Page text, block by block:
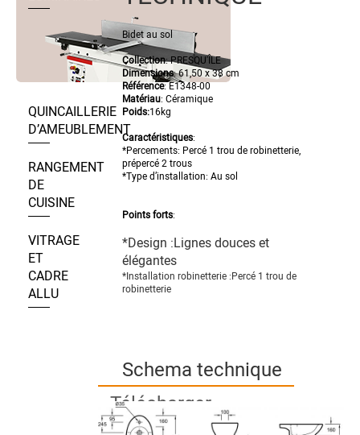
QUINCAILLERIE
D’AMEUBLEMENT
RANGEMENT
DE
CUISINE
VITRAGE
ET
CADRE
ALLU
Bidet au sol
Collection: PRESQU'ÎLE
Dimensions: 61,50 x 38 cm
Référence: E1348-00
Matériau: Céramique
Poids:16kg
Caractéristiques:
*Percements: Percé 1 trou de robinetterie,
prépercé 2 trous
*Type d’installation: Au sol
Points forts:
*Design :Lignes douces et
élégantes
*Installation robinetterie :Percé 1 trou de
robinetterie
Schema technique
Télécharger